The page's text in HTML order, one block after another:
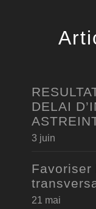
DELAI
3 juin
Favoriser
21 mai